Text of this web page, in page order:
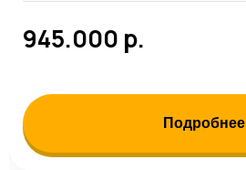
945.000 р.
Подробнее